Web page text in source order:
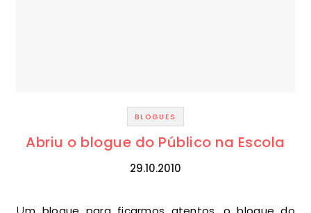
BLOGUES
Abriu o blogue do Público na Escola
29.10.2010